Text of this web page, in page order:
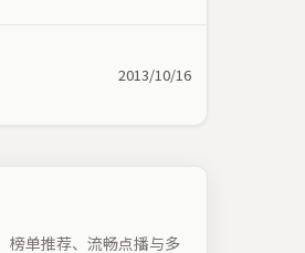
2013/10/16
榜单推荐、流畅点播与多